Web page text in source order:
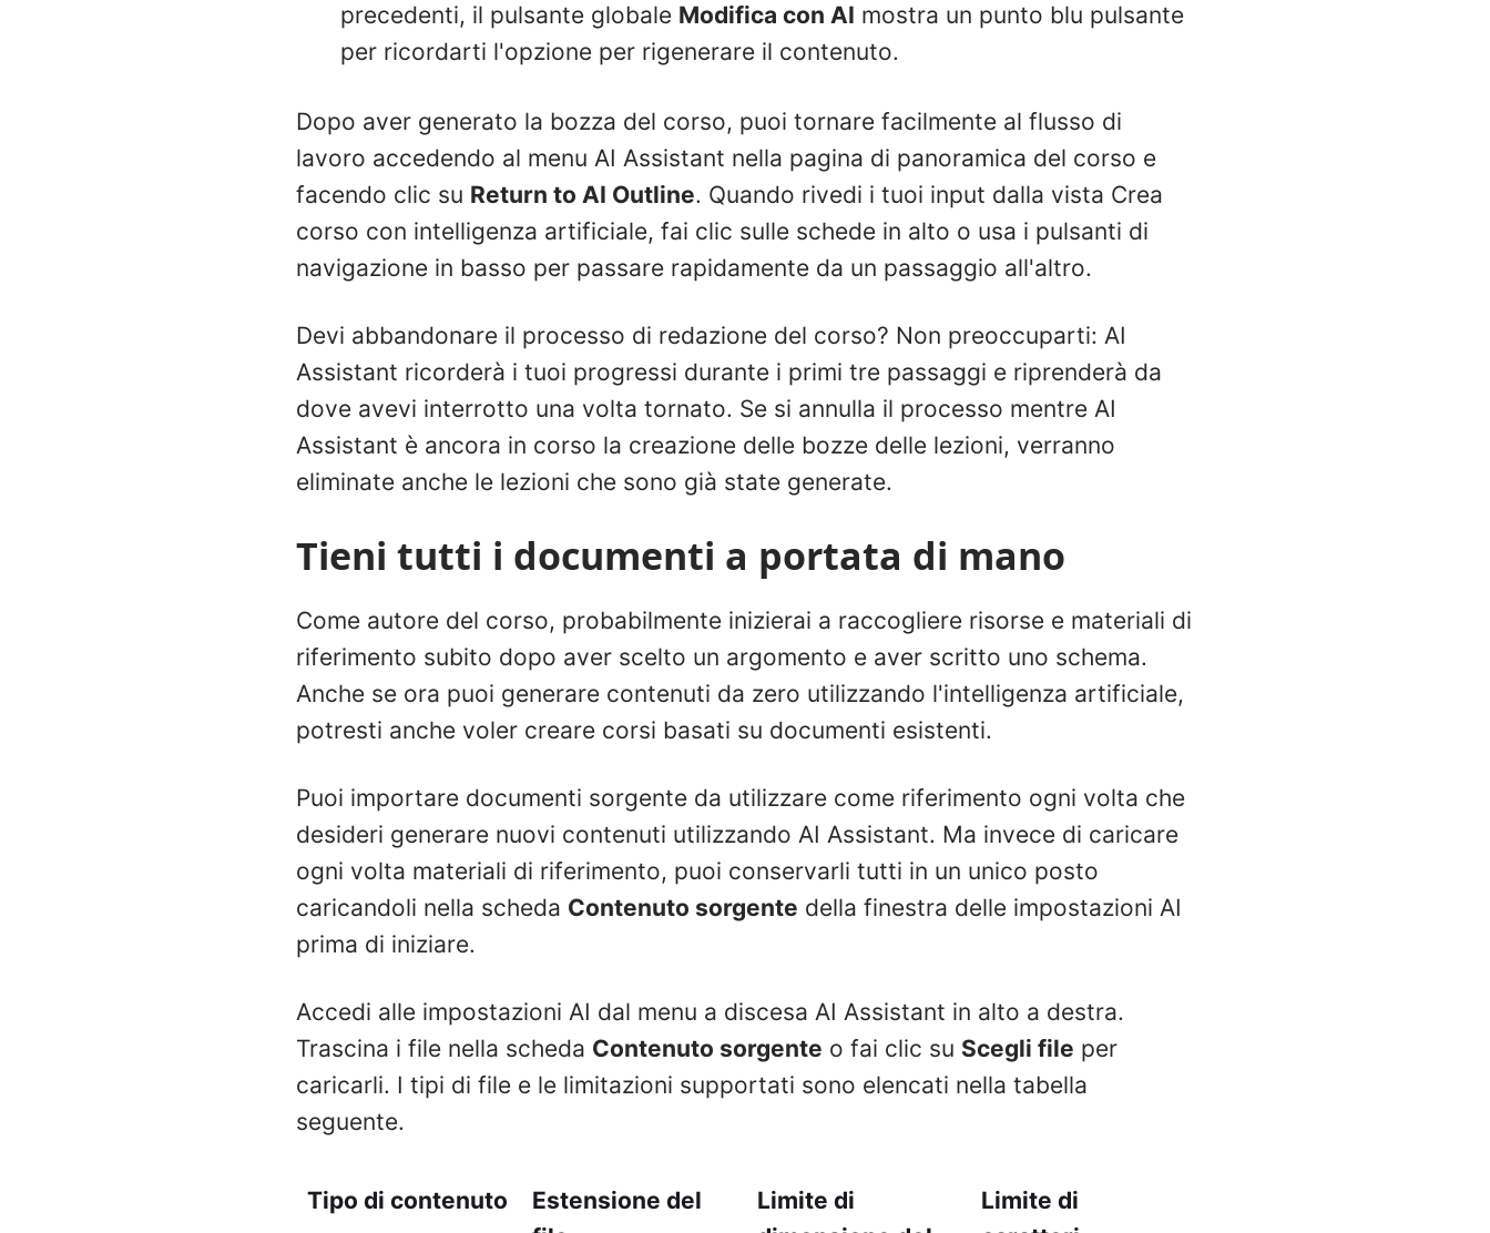
precedenti, il pulsante globale Modifica con AI mostra un punto blu pulsante
per ricordarti l'opzione per rigenerare il contenuto.
Dopo aver generato la bozza del corso, puoi tornare facilmente al flusso di
lavoro accedendo al menu AI Assistant nella pagina di panoramica del corso e
facendo clic su Return to AI Outline. Quando rivedi i tuoi input dalla vista Crea
corso con intelligenza artificiale, fai clic sulle schede in alto o usa i pulsanti di
navigazione in basso per passare rapidamente da un passaggio all'altro.
Devi abbandonare il processo di redazione del corso? Non preoccuparti: AI
Assistant ricorderà i tuoi progressi durante i primi tre passaggi e riprenderà da
dove avevi interrotto una volta tornato. Se si annulla il processo mentre AI
Assistant è ancora in corso la creazione delle bozze delle lezioni, verranno
eliminate anche le lezioni che sono già state generate.
Tieni tutti i documenti a portata di mano
Come autore del corso, probabilmente inizierai a raccogliere risorse e materiali di
riferimento subito dopo aver scelto un argomento e aver scritto uno schema.
Anche se ora puoi generare contenuti da zero utilizzando l'intelligenza artificiale,
potresti anche voler creare corsi basati su documenti esistenti.
Puoi importare documenti sorgente da utilizzare come riferimento ogni volta che
desideri generare nuovi contenuti utilizzando AI Assistant. Ma invece di caricare
ogni volta materiali di riferimento, puoi conservarli tutti in un unico posto
caricandoli nella scheda Contenuto sorgente della finestra delle impostazioni AI
prima di iniziare.
Accedi alle impostazioni AI dal menu a discesa AI Assistant in alto a destra.
Trascina i file nella scheda Contenuto sorgente o fai clic su Scegli file per
caricarli. I tipi di file e le limitazioni supportati sono elencati nella tabella
seguente.
Tipo di contenuto
Estensione del
Limite di
Limite di